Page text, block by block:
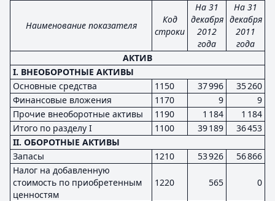
Наименование показателя
Код
строки
На 31
декабря
2012
года
На 31
декабря
2011
года
АКТИВ
I. ВНЕОБОРОТНЫЕ АКТИВЫ
Основные средства
1150 37 996
35 260
Финансовые вложения
1170 9
9
Прочие внеоборотные активы
1190 1 184
1 184
Итого по разделу I
1100 39 189
36 453
II. ОБОРОТНЫЕ АКТИВЫ
Запасы
1210 53 926
56 866
Налог на добавленную
стоимость по приобретенным
ценностям
1220 565 0